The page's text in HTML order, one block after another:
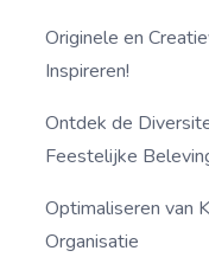
Originele en
Inspireren!
Ontdek de
Feestelijke
Optimaliseren van
Organisatie